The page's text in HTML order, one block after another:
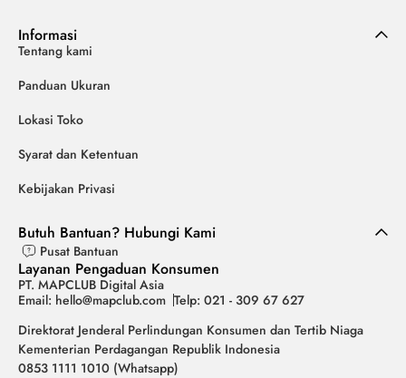
Informasi
Tentang kami
Panduan Ukuran
Lokasi Toko
Syarat dan Ketentuan
Kebijakan Privasi
Butuh Bantuan? Hubungi Kami
Pusat Bantuan
Layanan Pengaduan Konsumen
PT. MAPCLUB Digital Asia
Email: hello@mapclub.com Telp: 021 - 309 67 627
Direktorat Jenderal Perlindungan Konsumen dan Tertib Niaga
Kementerian Perdagangan Republik Indonesia
0853 1111 1010 (Whatsapp)